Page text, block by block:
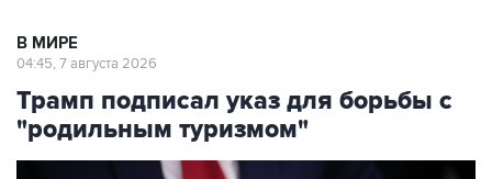
В МИРЕ
04:45, 7 августа 2026
Трамп подписал указ для борьбы с
"родильным туризмом"